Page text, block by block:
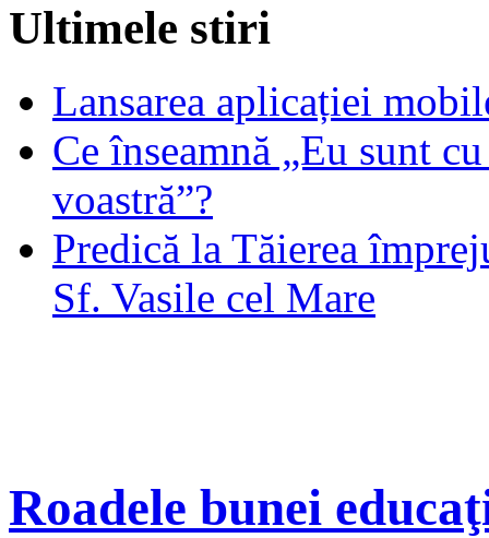
Ultimele stiri
Lansarea aplicației
Ce înseamnă „Eu sunt
voastră”?
Predică la Tăierea
Sf. Vasile cel Mare
Roadele bunei